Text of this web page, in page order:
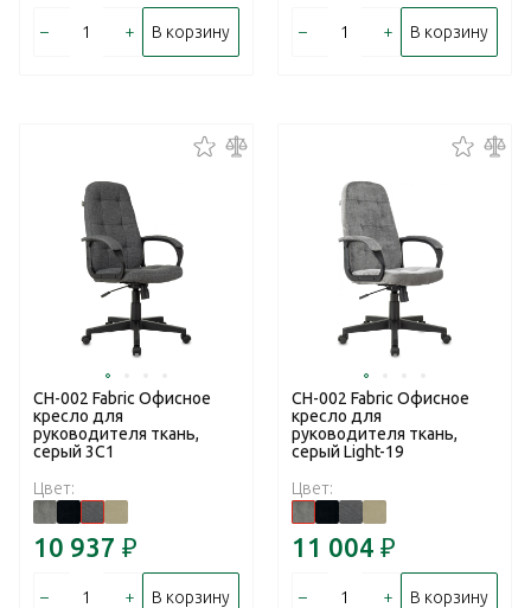
– + В корзину – + В корзину
CH-002 Fabric Офисное
кресло для
руководителя ткань,
серый 3C1
Цвет:
10 937 ₽
– + В корзину
CH-002 Fabric Офисное
кресло для
руководителя ткань,
серый Light-19
Цвет:
11 004 ₽
– + В корзину